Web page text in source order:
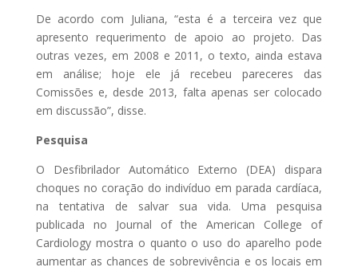
De acordo com Juliana, “esta é a terceira vez que
apresento requerimento de apoio ao projeto. Das
outras vezes, em 2008 e 2011, o texto, ainda estava
em análise; hoje ele já recebeu pareceres das
Comissões e, desde 2013, falta apenas ser colocado
em discussão”, disse.
Pesquisa
O Desfibrilador Automático Externo (DEA) dispara
choques no coração do indivíduo em parada cardíaca,
na tentativa de salvar sua vida. Uma pesquisa
publicada no Journal of the American College of
Cardiology mostra o quanto o uso do aparelho pode
aumentar as chances de sobrevivência e os locais em